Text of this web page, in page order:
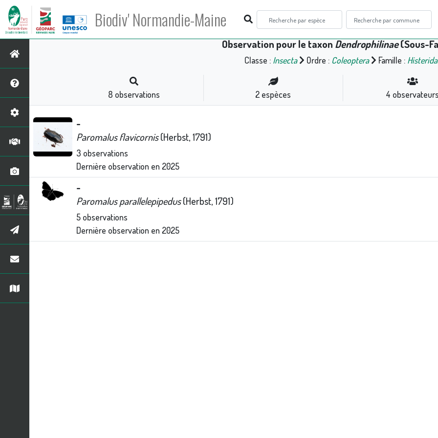
Biodiv' Normandie-Maine
Observation pour le taxon Dendrophilinae(Sous-
Classe : Insecta Ordre : Coleoptera Famille :
8 observations 2 espèces 4 observateurs
-
Paromalus flavicornis(Herbst, 1791)
3 observations
Dernière observation en 2025
-
Paromalus parallelepipedus(Herbst, 1791)
5 observations
Dernière observation en 2025